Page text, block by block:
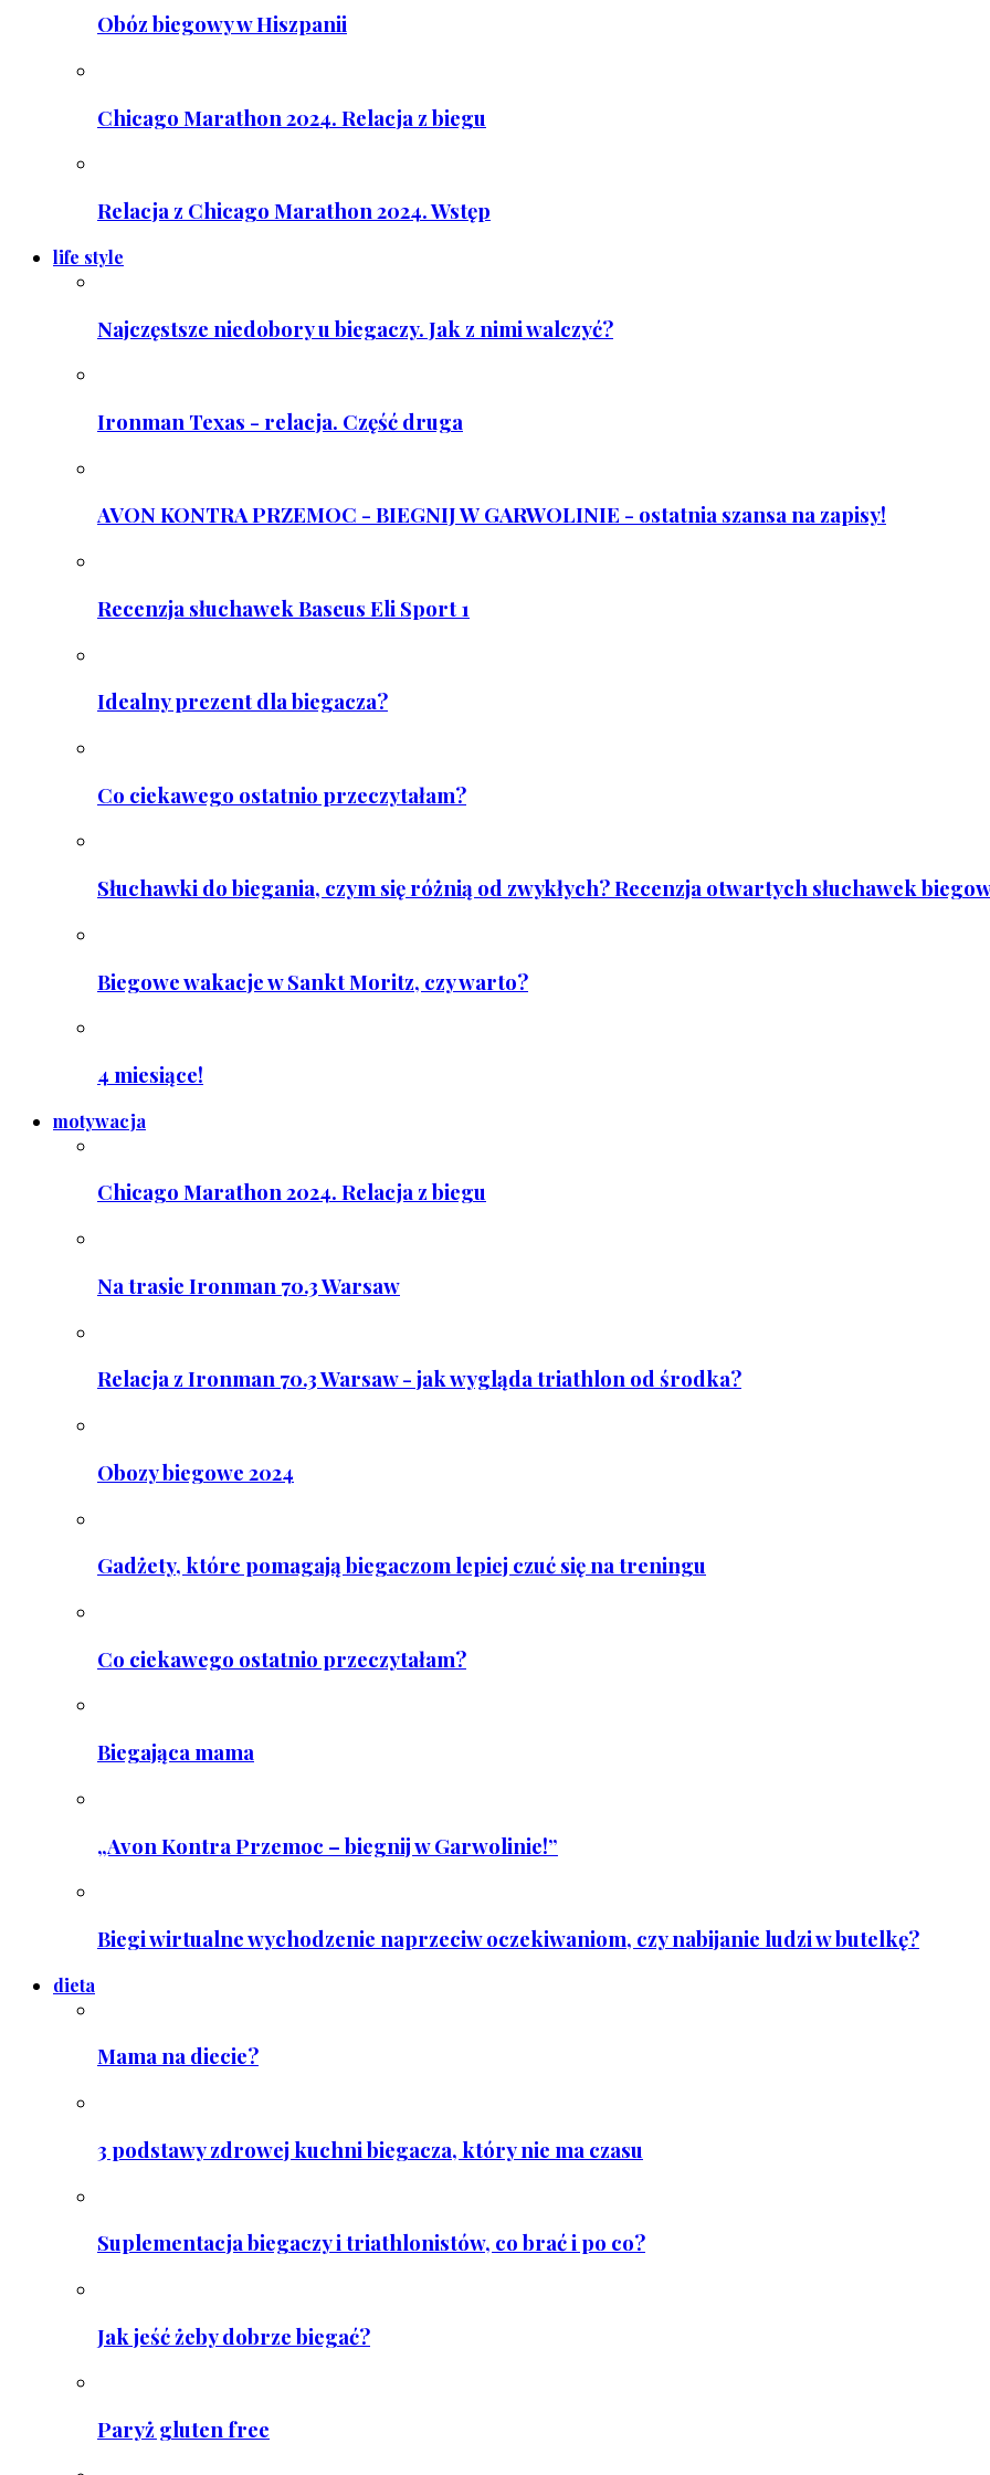
Obóz biegowy w Hiszpanii
Chicago Marathon 2024. Relacja z biegu
Relacja z Chicago Marathon 2024. Wstęp
life style
Najczęstsze niedobory u biegaczy. Jak z nimi walczyć?
Ironman Texas - relacja. Część druga
AVON KONTRA PRZEMOC - BIEGNIJ W GARWOLINIE - ostatnia szansa na zapisy!
Recenzja słuchawek Baseus Eli Sport 1
Idealny prezent dla biegacza?
Co ciekawego ostatnio przeczytałam?
Słuchawki do biegania, czym się różnią od zwykłych? Recenzja otwartych słuchawek
Biegowe wakacje w Sankt Moritz, czy warto?
4 miesiące!
motywacja
Chicago Marathon 2024. Relacja z biegu
Na trasie Ironman 70.3 Warsaw
Relacja z Ironman 70.3 Warsaw - jak wygląda triathlon od środka?
Obozy biegowe 2024
Gadżety, które pomagają biegaczom lepiej czuć się na treningu
Co ciekawego ostatnio przeczytałam?
Biegająca mama
„Avon Kontra Przemoc – biegnij w Garwolinie!”
Biegi wirtualne wychodzenie naprzeciw oczekiwaniom, czy nabijanie ludzi w butelkę?
dieta
Mama na diecie?
3 podstawy zdrowej kuchni biegacza, który nie ma czasu
Suplementacja biegaczy i triathlonistów, co brać i po co?
Jak jeść żeby dobrze biegać?
Paryż gluten free